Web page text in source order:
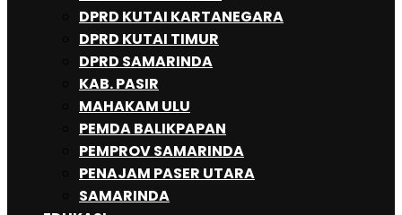
DPRD KUTAI KARTANEGARA
DPRD KUTAI TIMUR
DPRD SAMARINDA
KAB. PASIR
MAHAKAM ULU
PEMDA BALIKPAPAN
PEMPROV SAMARINDA
PENAJAM PASER UTARA
SAMARINDA